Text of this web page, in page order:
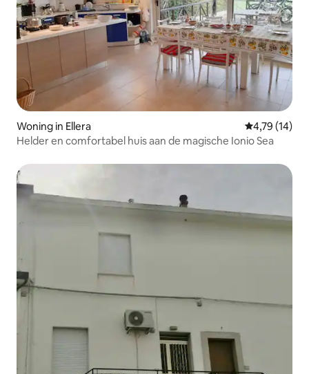
Woning in Ellera Gemiddelde
4,79 (14)
Helder en comfortabel huis aan de magische Ionio Sea